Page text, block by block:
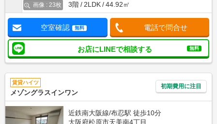
画像 : 23枚
3階
2LDK 44.92㎡
空室確認 無料 電話で問合せ
お店にLINEで相談する 無料
賃貸ハイツ
メゾングラスインワン
初期費用に注目
近鉄南大阪線/布忍駅 徒歩10分
大阪府松原市天美南4丁目